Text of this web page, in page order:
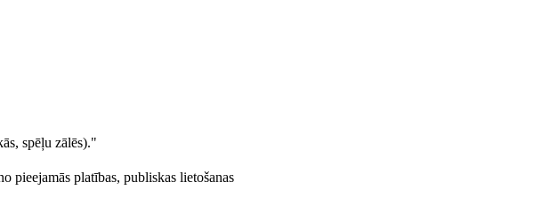
spēļu zālēs)."
pieejamās platības, publiskas lietošanas